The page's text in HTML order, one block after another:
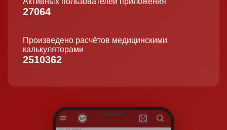
27064
Произведено расчётов медицинскими
калькуляторами
2510362